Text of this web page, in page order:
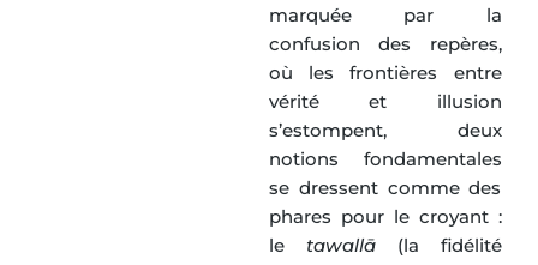
marquée par la
confusion des repères,
où les frontières entre
vérité et illusion
s’estompent, deux
notions fondamentales
se dressent comme des
phares pour le croyant :
le tawallā (la fidélité